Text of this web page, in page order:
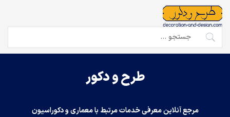
Skip
content
جستجو
برای:
طرح و دکور
مرجع آنلاین معرفی خدمات مرتبط با معماری و دکوراسیون